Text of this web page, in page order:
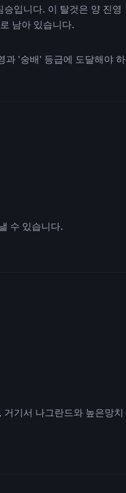
입니다. 이 탈것은 양 진영
남아 있습니다.
과 '숭배' 등급에 도달해야 하
수 있습니다.
기서 나그란드와 높은망치